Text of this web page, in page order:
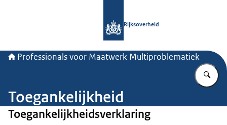
Rijksoverheid
Professionals voor Maatwerk Multiproblematiek
Toegankelijkheid
Toegankelijkheidsverklaring